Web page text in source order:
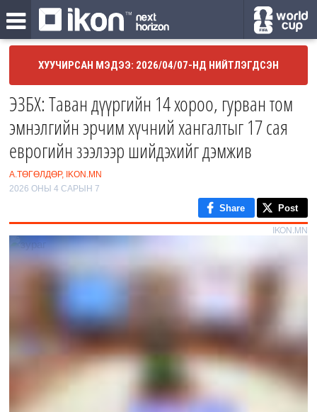
ХУУЧИРСАН МЭДЭЭ: 2026/04/07-НД НИЙТЛЭГДСЭН
ЭЗБХ: Таван дүүргийн 14 хороо, гурван том
эмнэлгийн эрчим хүчний хангалтыг 17 сая
еврогийн зээлээр шийдэхийг дэмжив
А.ТӨГӨЛДӨР, IKON.MN
2026 ОНЫ 4 САРЫН 7
Share Post
IKON.MN